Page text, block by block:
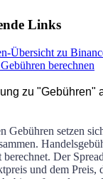
Links
Übersicht zu
berechnen
zu "Gebühren"
Gebühren setzen
Der
und dem Preis,